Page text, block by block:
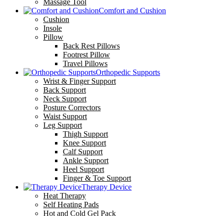
Massage Tool
Comfort and Cushion
Cushion
Insole
Pillow
Back Rest Pillows
Footrest Pillow
Travel Pillows
Orthopedic Supports
Wrist & Finger Support
Back Support
Neck Support
Posture Correctors
Waist Support
Leg Support
Thigh Support
Knee Support
Calf Support
Ankle Support
Heel Support
Finger & Toe Support
Therapy Device
Heat Therapy
Self Heating Pads
Hot and Cold Gel Pack